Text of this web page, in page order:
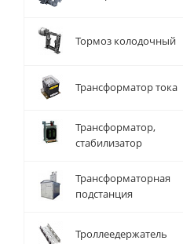
Тормоз колодочный
Трансформатор тока
Трансформатор,
стабилизатор
Трансформаторная
подстанция
Троллеедержатель